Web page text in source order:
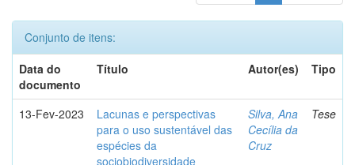
Conjunto de itens:
Data do
documento
Título Autor(es) Tipo
13-Fev-2023
Lacunas e perspectivas
para o uso sustentável das
espécies da
sociobiodiversidade
Silva, Ana
Cecília da
Cruz
Tese